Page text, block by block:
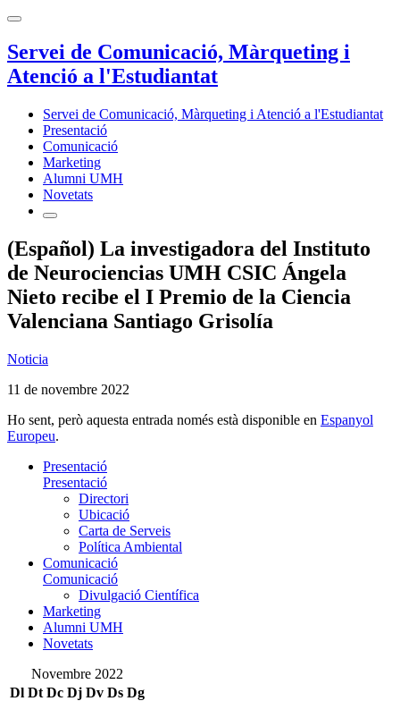
Servei de Comunicació, Màrqueting i
Atenció a l'Estudiantat
Servei de Comunicació, Màrqueting i Atenció a l'Estudiantat
Presentació
Comunicació
Marketing
Alumni UMH
Novetats
(Español) La investigadora del Instituto
de Neurociencias UMH CSIC Ángela
Nieto recibe el I Premio de la Ciencia
Valenciana Santiago Grisolía
Noticia
11 de novembre 2022
Ho sent, però aquesta entrada només està disponible en Espanyol
Europeu.
Presentació
Presentació
Directori
Ubicació
Carta de Serveis
Política Ambiental
Comunicació
Comunicació
Divulgació Científica
Marketing
Alumni UMH
Novetats
Novembre 2022
Dl Dt Dc Dj Dv Ds Dg